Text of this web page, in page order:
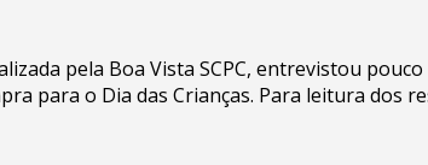
pela Boa Vista SCPC, entrevistou
para o Dia das Crianças. Para leitura dos